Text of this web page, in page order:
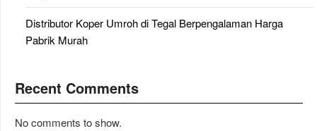
Distributor Koper Umroh di Tegal Berpengalaman Harga
Pabrik Murah
Recent Comments
No comments to show.